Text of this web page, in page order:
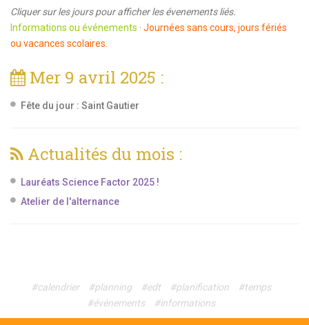
Cliquer sur les jours pour afficher les évenements liés.
Informations ou événements · Journées sans cours, jours fériés
ou vacances scolaires.
Mer 9 avril 2025 :
Fête du jour : Saint Gautier
Actualités du mois :
Lauréats Science Factor 2025 !
Atelier de l'alternance
#calendrier #planning #edt #planification
#temps
#événements
#informations